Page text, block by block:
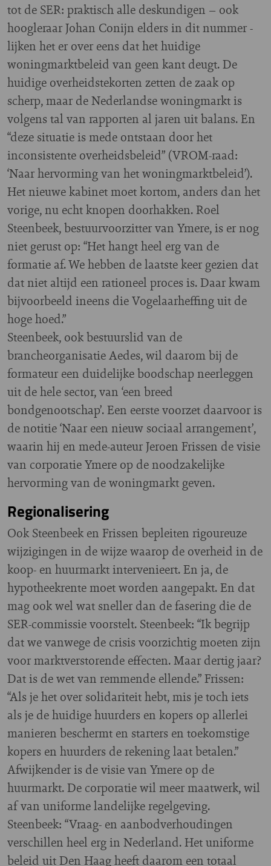
tot de SER: praktisch alle deskundigen – ook
hoogleraar Johan Conijn elders in dit nummer -
lijken het er over eens dat het huidige
woningmarktbeleid van geen kant deugt. De
huidige overheidstekorten zetten de zaak op
scherp, maar de Nederlandse woningmarkt is
volgens tal van rapporten al jaren uit balans. En
“deze situatie is mede ontstaan door het
inconsistente overheidsbeleid” (VROM-raad:
‘Naar hervorming van het woningmarktbeleid’).
Het nieuwe kabinet moet kortom, anders dan het
vorige, nu echt knopen doorhakken. Roel
Steenbeek, bestuurvoorzitter van Ymere, is er nog
niet gerust op: “Het hangt heel erg van de
formatie af. We hebben de laatste keer gezien dat
dat niet altijd een rationeel proces is. Daar kwam
bijvoorbeeld ineens die Vogelaarheffing uit de
hoge hoed.”
Steenbeek, ook bestuurslid van de
brancheorganisatie Aedes, wil daarom bij de
formateur een duidelijke boodschap neerleggen
uit de hele sector, van ‘een breed
bondgenootschap’. Een eerste voorzet daarvoor is
de notitie ‘Naar een nieuw sociaal arrangement’,
waarin hij en mede-auteur Jeroen Frissen de visie
van corporatie Ymere op de noodzakelijke
hervorming van de woningmarkt geven.
Regionalisering
Ook Steenbeek en Frissen bepleiten rigoureuze
wijzigingen in de wijze waarop de overheid in de
koop- en huurmarkt intervenieert. En ja, de
hypotheekrente moet worden aangepakt. En dat
mag ook wel wat sneller dan de fasering die de
SER-commissie voorstelt. Steenbeek: “Ik begrijp
dat we vanwege de crisis voorzichtig moeten zijn
voor marktverstorende effecten. Maar dertig jaar?
Dat is de wet van remmende ellende.” Frissen:
“Als je het over solidariteit hebt, mis je toch iets
als je de huidige huurders en kopers op allerlei
manieren beschermt en starters en toekomstige
kopers en huurders de rekening laat betalen.”
Afwijkender is de visie van Ymere op de
huurmarkt. De corporatie wil meer maatwerk, wil
af van uniforme landelijke regelgeving.
Steenbeek: “Vraag- en aanbodverhoudingen
verschillen heel erg in Nederland. Het uniforme
beleid uit Den Haag heeft daarom een totaal